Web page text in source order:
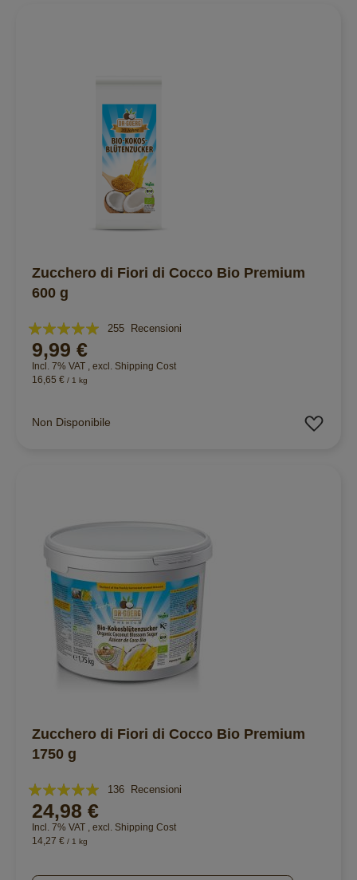
Zucchero di Fiori di Cocco Bio Premium
600 g
Valutazione:
98%
255 Recensioni
9,99 €
Incl. 7% VAT , excl. Shipping Cost
16,65 € / 1 kg
Non Disponibile
Zucchero di Fiori di Cocco Bio Premium
1750 g
Valutazione:
100%
136 Recensioni
24,98 €
Incl. 7% VAT , excl. Shipping Cost
14,27 € / 1 kg